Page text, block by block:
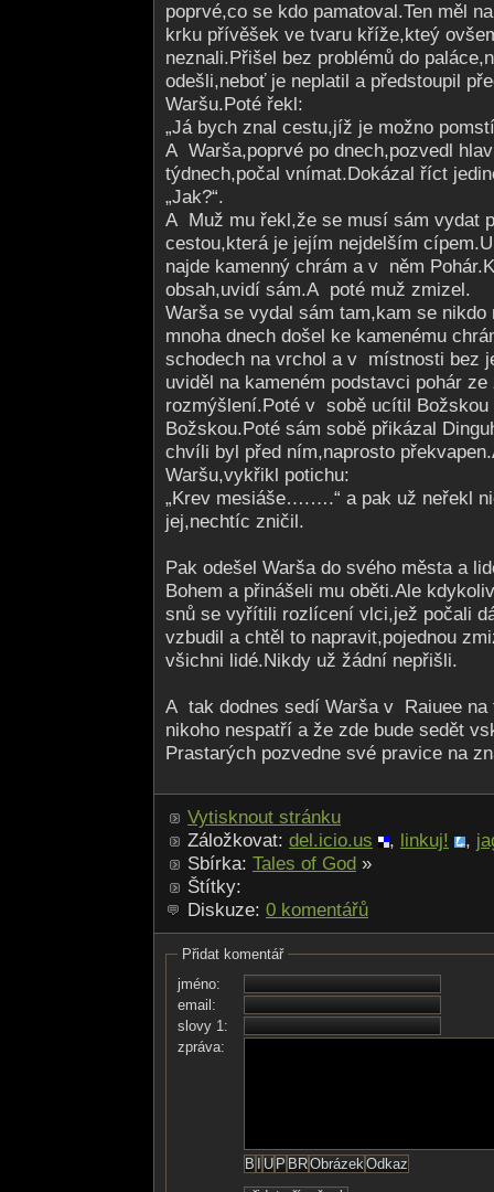
poprvé,co se kdo pamatoval.Ten měl
krku přívěšek ve tvaru kříže,kteý
neznali.Přišel bez problémů do
odešli,neboť je neplatil a předstoupil
Waršu.Poté řekl:
„Já bych znal cestu,jíž je možno
A Warša,poprvé po dnech,pozvedl
týdnech,počal vnímat.Dokázal říct
„Jak?“.
A Muž mu řekl,že se musí sám vydat
cestou,která je jejím nejdelším
najde kamenný chrám a v něm
obsah,uvidí sám.A poté muž zmizel.
Warša se vydal sám tam,kam se nikdo
mnoha dnech došel ke kamenému
schodech na vrchol a v místnosti bez
uviděl na kameném podstavci pohár
rozmýšlení.Poté v sobě ucítil
Božskou.Poté sám sobě přikázal
chvíli byl před ním,naprosto
Waršu,vykřikl potichu:
„Krev mesiáše….….“ a pak už neřekl
jej,nechtíc zničil.
Pak odešel Warša do svého města a
Bohem a přinášeli mu oběti.Ale
snů se vyřítili rozlícení vlci,jež počali
vzbudil a chtěl to napravit,pojednou
všichni lidé.Nikdy už žádní nepřišli.
A tak dodnes sedí Warša v Raiuee
nikoho nespatří a že zde bude sedět
Prastarých pozvedne své pravice na
Vytisknout stránku
Záložkovat: del.icio.us , linkuj! ,
Sbírka: Tales of God »
Štítky:
Diskuze: 0 komentářů
Přidat komentář
jméno:
email:
slovy 1:
zpráva: